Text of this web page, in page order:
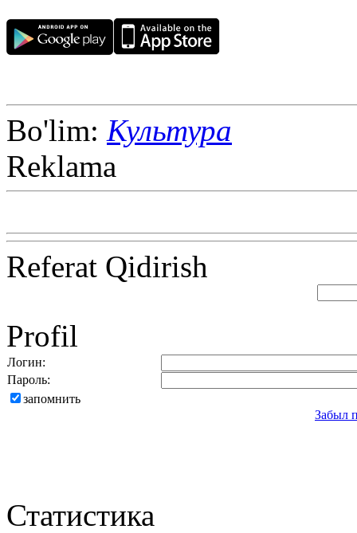
Bo'lim: Культура
Reklama
Referat Qidirish
Profil
Логин:
Пароль:
запомнить
Забыл
Статистика